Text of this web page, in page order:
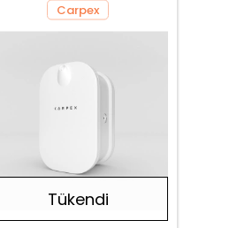
Tükendi
Carpex